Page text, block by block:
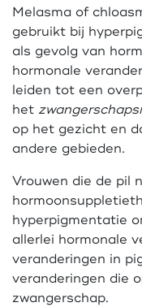
Melasma of
gebruikt bij
als gevolg van
hormonale
leiden tot een
het
op het gezicht en
andere gebieden.
Vrouwen die de pil
hyperpigmentatie
allerlei hormonale
veranderingen in
veranderingen die
zwangerschap.